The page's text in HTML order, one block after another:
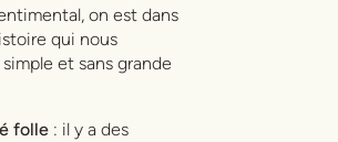
on est dans
qui nous
et sans grande
folle : il y a des